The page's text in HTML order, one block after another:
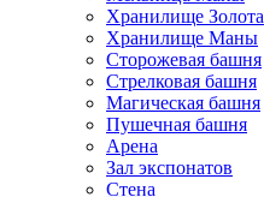
Хранилище Золота
Хранилище Маны
Сторожевая башня
Стрелковая башня
Магическая башня
Пушечная башня
Арена
Зал экспонатов
Стена